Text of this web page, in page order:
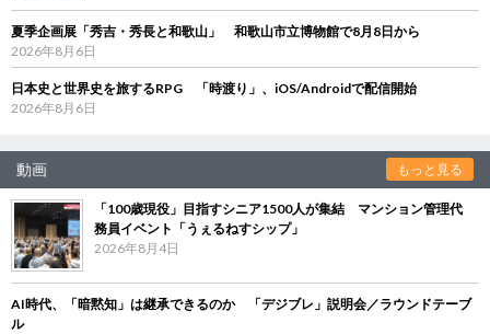
夏季企画展「秀吉・秀長と和歌山」 和歌山市立博物館で8月8日から
2026年8月6日
日本史と世界史を旅するRPG 「時渡り」、iOS/Androidで配信開始
2026年8月6日
動画 もっと見る
「100歳現役」目指すシニア1500人が集結 マンション管理代
務員イベント「うぇるねすシップ」
2026年8月4日
AI時代、「暗黙知」は継承できるのか 「デジブレ」説明会／ラウンドテーブ
ル